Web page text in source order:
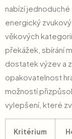
nabízí
energický
věkových
překážek, sbírání
dostatek výzev a
opakovatelnost
možností
vylepšení, které
Kritérium